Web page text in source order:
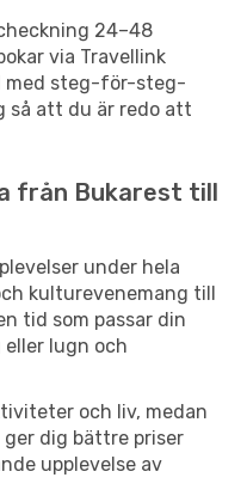
24–48
via Travellink
med steg-för-steg-
så att du är redo att
från Bukarest till
under hela
kulturevenemang till
tid som passar din
lugn och
och liv, medan
dig bättre priser
upplevelse av